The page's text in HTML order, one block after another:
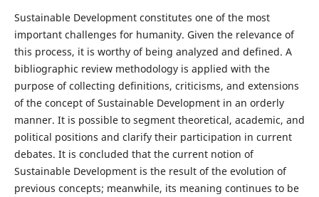
Sustainable Development constitutes one of the most
important challenges for humanity. Given the relevance of
this process, it is worthy of being analyzed and defined. A
bibliographic review methodology is applied with the
purpose of collecting definitions, criticisms, and extensions
of the concept of Sustainable Development in an orderly
manner. It is possible to segment theoretical, academic, and
political positions and clarify their participation in current
debates. It is concluded that the current notion of
Sustainable Development is the result of the evolution of
previous concepts; meanwhile, its meaning continues to be